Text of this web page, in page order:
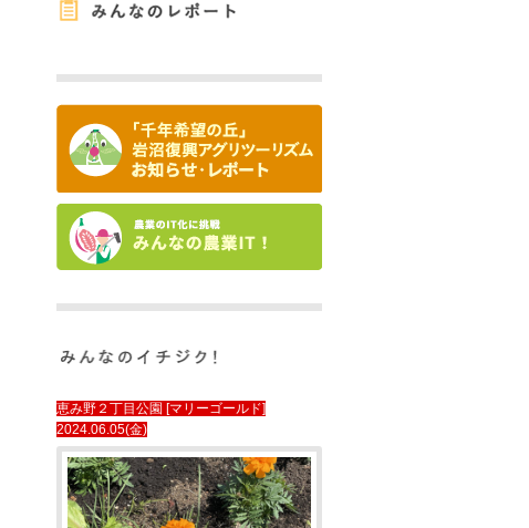
恵み野２丁目公園 [マリーゴールド]
2024.06.05(金)